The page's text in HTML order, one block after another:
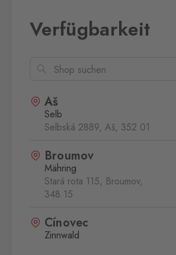
Verfügbarkeit
Aš
Selb
Selbská 2889, Aš, 352 01
Broumov
Mähring
Stará rota 115, Broumov,
348 15
Cínovec
Zinnwald